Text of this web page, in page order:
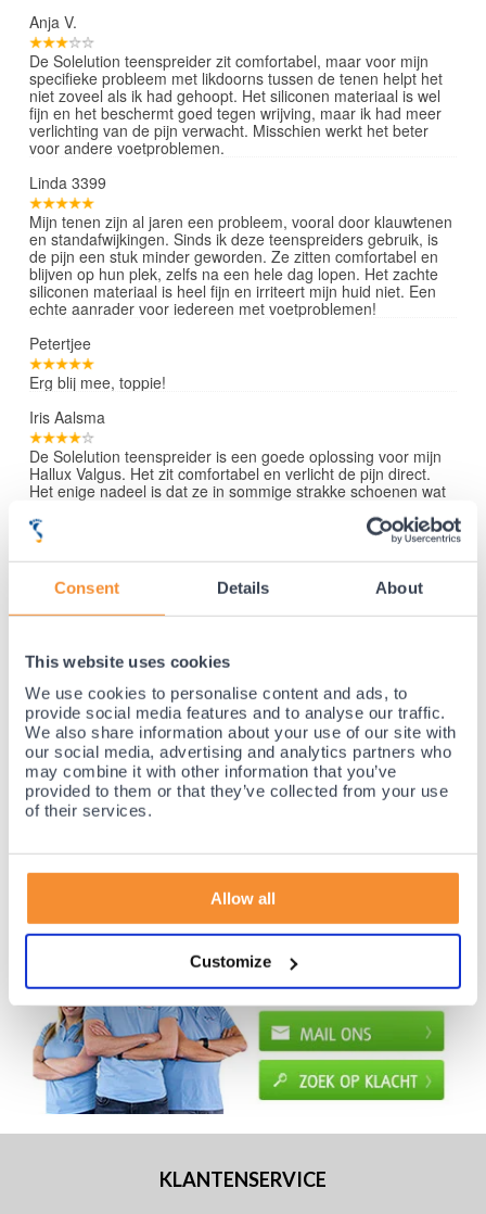
Consent Details About
This website uses cookies
We use cookies to personalise content and ads, to
provide social media features and to analyse our traffic.
We also share information about your use of our site with
our social media, advertising and analytics partners who
may combine it with other information that you’ve
provided to them or that they’ve collected from your use
of their services.
Allow all
Customize
Anja V.
De Solelution teenspreider zit comfortabel, maar voor mijn
specifieke probleem met likdoorns tussen de tenen helpt het
niet zoveel als ik had gehoopt. Het siliconen materiaal is wel
fijn en het beschermt goed tegen wrijving, maar ik had meer
verlichting van de pijn verwacht. Misschien werkt het beter
voor andere voetproblemen.
Linda 3399
Mijn tenen zijn al jaren een probleem, vooral door klauwtenen
en standafwijkingen. Sinds ik deze teenspreiders gebruik, is
de pijn een stuk minder geworden. Ze zitten comfortabel en
blijven op hun plek, zelfs na een hele dag lopen. Het zachte
siliconen materiaal is heel fijn en irriteert mijn huid niet. Een
echte aanrader voor iedereen met voetproblemen!
Petertjee
Erg blij mee, toppie!
Iris Aalsma
De Solelution teenspreider is een goede oplossing voor mijn
Hallux Valgus. Het zit comfortabel en verlicht de pijn direct.
Het enige nadeel is dat ze in sommige strakke schoenen wat
werken ze perfect. Over het algemeen erg tevreden!
Lees verder »
35 jaar medische ervaring!
Nr.1 in Benelux en Duitsland!
Gratis verzending vanaf €50,-
Voor 21:30 besteld, morgen thuis!
Gratis retourneren en 14 dagen uitproberen!
Achteraf betalen mogelijk! Nergens goedkoper!
KLANTENSERVICE